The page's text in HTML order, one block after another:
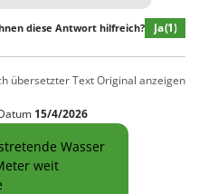
diese Antwort hilfreich? Ja(1)
übersetzter TextOriginal anzeigen
15/4/2026
Wasser
weit